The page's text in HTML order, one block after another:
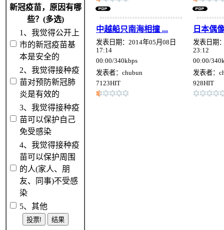
新冠疫苗，原因有哪
些？(多选)
1、我觉得公开上
市的新冠疫苗基
本是安全的
2、我觉得接种疫
苗对预防新冠肺
炎是有效的
3、我觉得接种疫
苗可以保护自己
免受感染
4、我觉得接种疫
苗可以保护周围
的人(家人、朋
友、同事)不受感
染
5、其他
中越船只南海相撞 ...
发表日期：2014年05月08日
17:14
00:00/340kbps
发表者：chubun
7123HIT
日本偶
发表日期
23:12
00:00/
发表者：
928HIT